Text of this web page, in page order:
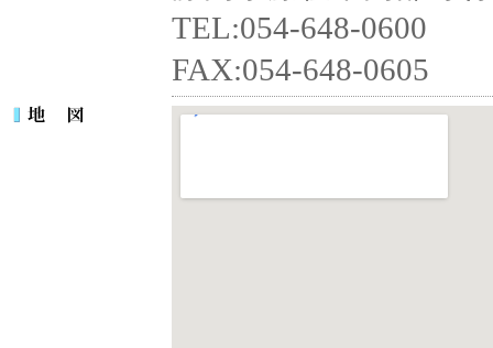
TEL:054-648-0600
FAX:054-648-0605